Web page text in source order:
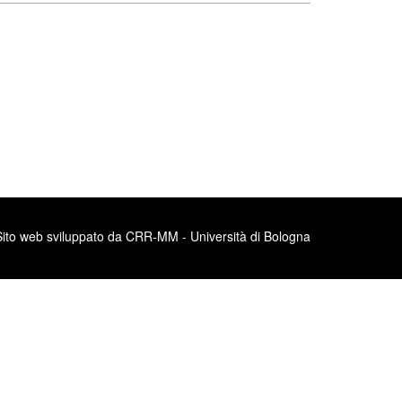
web sviluppato da CRR-MM - Università di Bologna